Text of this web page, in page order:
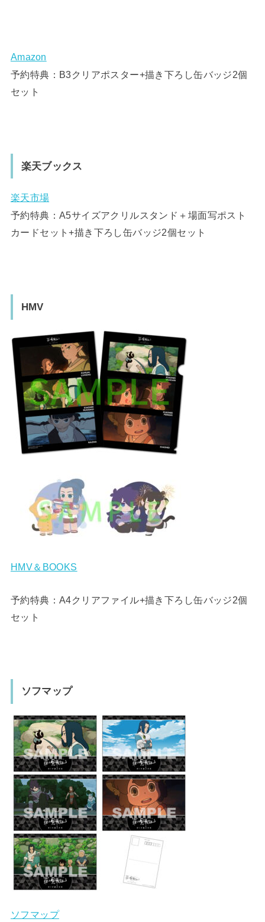
Amazon
予約特典：B3クリアポスター+描き下ろし缶バッジ2個
セット
楽天ブックス
楽天市場
予約特典：A5サイズアクリルスタンド＋場面写ポスト
カードセット+描き下ろし缶バッジ2個セット
HMV
HMV＆BOOKS
予約特典：A4クリアファイル+描き下ろし缶バッジ2個
セット
ソフマップ
ソフマップ